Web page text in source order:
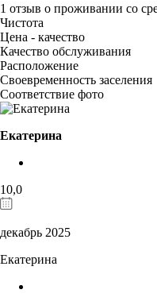
1 отзыв о проживании со
Чистота
Цена - качество
Качество обслуживания
Расположение
Своевременность заселения
Соответствие фото
Екатерина
10,0
декабрь 2025
Екатерина